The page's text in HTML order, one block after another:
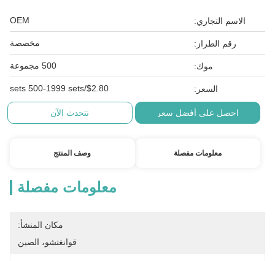
الاسم التجاري: OEM
رقم الطراز: مخصصة
موك: 500 مجموعة
السعر: $2.80/sets 500-1999 sets
احصل على أفضل سعر نتحدث الآن
معلومات مفصلة وصف المنتج
معلومات مفصلة
مكان المنشأ:
قوانغتشو، الصين